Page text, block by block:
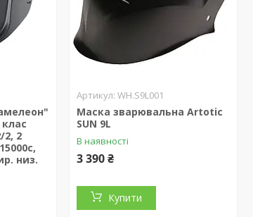
2, 2
низ.
WH.S9L001
Маска зварювальна Artotic
SUN 9L
В наявності
3 390 ₴
Купити